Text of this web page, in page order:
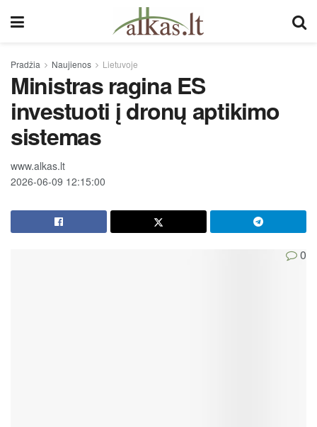
Pradžia Naujienos Lietuvoje
Ministras ragina ES
investuoti į dronų aptikimo
sistemas
www.alkas.lt
2026-06-09 12:15:00
0